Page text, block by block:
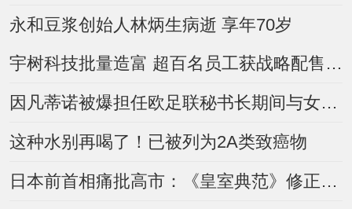
永和豆浆创始人林炳生病逝 享年70岁
宇树科技批量造富 超百名员工获战略配售$2.71亿元！
因凡蒂诺被爆担任欧足联秘书长期间与女员工有染 国际足联、欧足联相继回应
这种水别再喝了！已被列为2A类致癌物
日本前首相痛批高市：《皇室典范》修正案公然歧视女性